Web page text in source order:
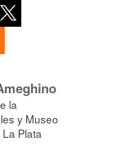
la
y Museo
Plata